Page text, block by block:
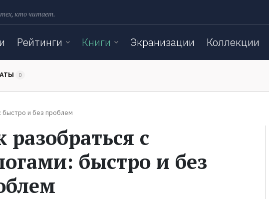
кто читает.
Рейтинги Книги Экранизации Коллекции
0
быстро и без проблем
разобраться с
быстро и без